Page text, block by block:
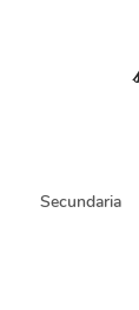
Secundaria